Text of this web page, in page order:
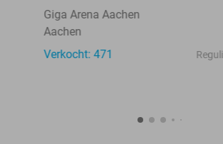
Giga Arena Aachen
Aachen
Verkocht: 471